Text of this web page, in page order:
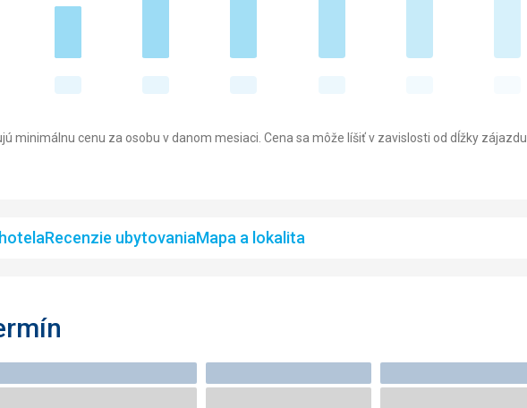
minimálnu cenu za osobu v danom mesiaci. Cena sa môže líšiť v zavislosti od dĺžky zájazdu.
Recenzie ubytovaniaMapa a lokalita